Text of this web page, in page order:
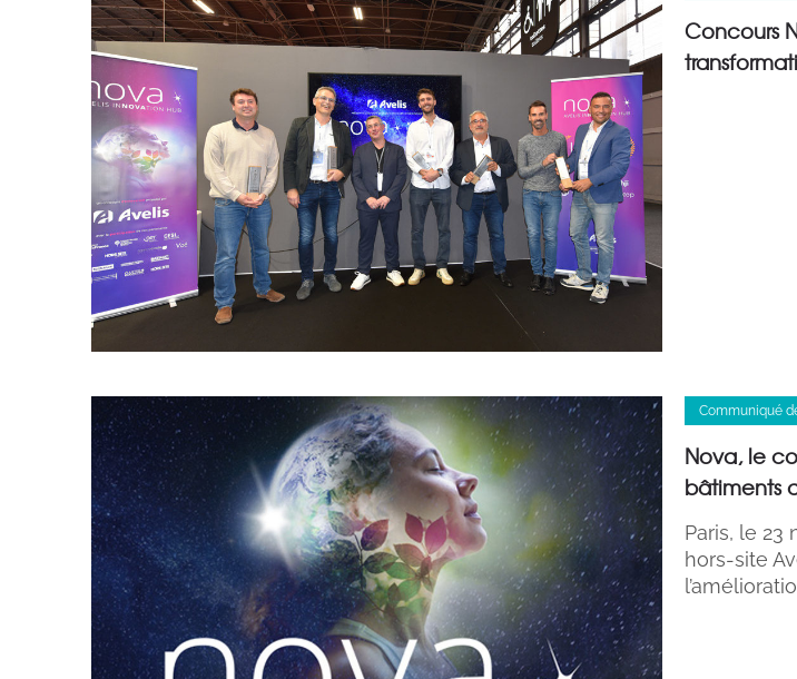
Concours
Communiqué
Nova, le
bâtiments
Paris, le
hors-site